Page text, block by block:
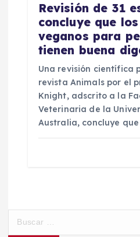
Revisión de 31
concluye que
veganos para
tienen buena
Una revisión científica
revista Animals por el
Knight, adscrito a la
Veterinaria de la
Australia, concluye